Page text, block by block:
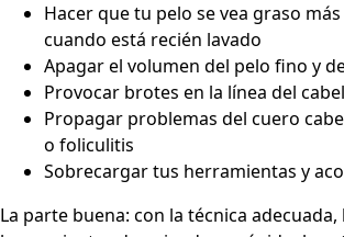
Hacer que tu pelo se vea graso
cuando está recién lavado
Apagar el volumen del pelo fino y
Provocar brotes en la línea del
Propagar problemas del cuero
o foliculitis
Sobrecargar tus herramientas y
La parte buena: con la técnica